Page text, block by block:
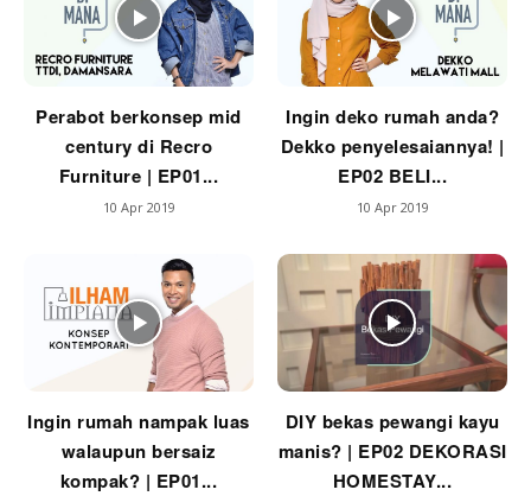
Perabot berkonsep mid
century di Recro
Furniture | EP01...
10 Apr 2019
Ingin deko rumah anda?
Dekko penyelesaiannya! |
EP02 BELI...
10 Apr 2019
Ingin rumah nampak luas
walaupun bersaiz
kompak? | EP01...
DIY bekas pewangi kayu
manis? | EP02 DEKORASI
HOMESTAY...